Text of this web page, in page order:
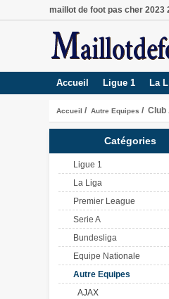
maillot de foot pas cher 2023
Accueil Ligue 1 La
Accueil / Autre Equipes / Club
Catégories
Ligue 1
La Liga
Premier League
Serie A
Bundesliga
Equipe Nationale
Autre Equipes
AJAX